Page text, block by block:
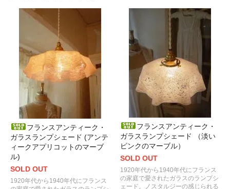
フランスアンティーク・
ガラスランプシェード (アンテ
ィークアプリコットのマーブ
ル)
SOLD OUT
1920年代から1940年代にフランス
フランスアンティーク・
ガラスランプシェード （淡い
ピンクのマーブル）
SOLD OUT
1920年代から1940年代にフランス
の家庭で愛されたガラスのランプシ
ェード。ノスタルジーの感じられる